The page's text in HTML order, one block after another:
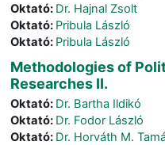
Oktató: Dr. Hajnal Zsolt
Oktató: Pribula László
Oktató: Pribula László
Methodologies of
Researches II.
Oktató: Dr. Bartha Ildikó
Oktató: Dr. Fodor László
Oktató: Dr. Horváth M.